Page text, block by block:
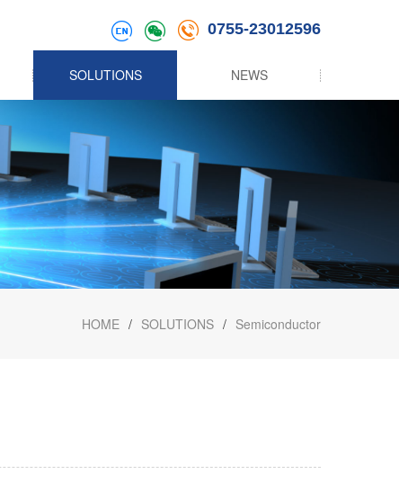
0755-23012596
SOLUTIONS NEWS
HOME / SOLUTIONS / Semiconductor